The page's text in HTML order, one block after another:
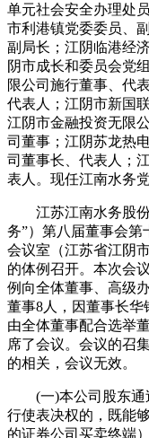
单元社会安全办理处
市利港镇党委委员、
副局长；江阴临港经
阴市成长和委员会党
限公司施行董事、代
代表人；江阴市新国
江阴市金融投资无限
司董事；江阴苏龙热
司董事长、代表人；
表人。现任江南水务党
江苏江南水务股份
务”）第八届董事会第
会议室（江苏省江阴
的体例召开。本次会
例向全体董事、高级
董事8人，因董事长
由全体董事配合选举
席了会议。会议的召
的相关，会议无效。
(一)本公司股东通
行使表决权的，既能
的证券公司买卖终端